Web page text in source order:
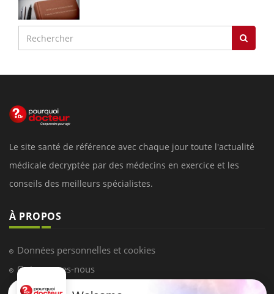
Le site santé de référence avec chaque jour toute l'actualité
médicale decryptée par des médecins en exercice et les
conseils des meilleurs spécialistes.
À PROPOS
Données personnelles et cookies
Qui sommes-nous
Conditions d'utilisation